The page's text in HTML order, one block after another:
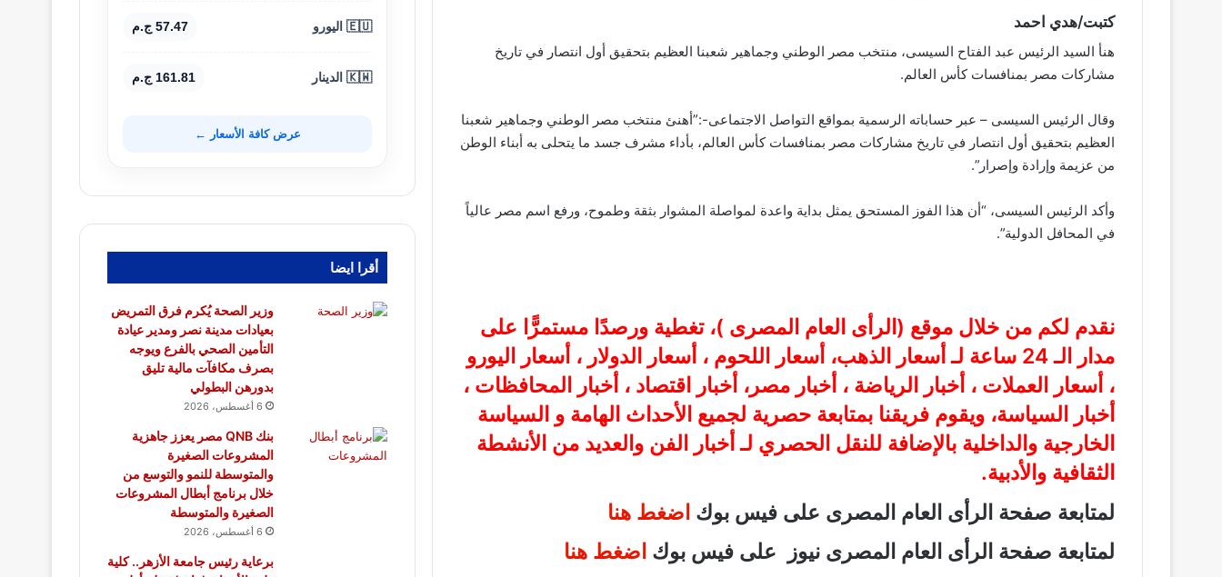
كتبت/هدي احمد
هنأ السيد الرئيس عبد الفتاح السيسى، منتخب مصر الوطني وجماهير شعبنا العظيم بتحقيق أول انتصار في تاريخ
مشاركات مصر بمنافسات كأس العالم.
وقال الرئيس السيسى – عبر حساباته الرسمية بمواقع التواصل الاجتماعى-:”أهنئ منتخب مصر الوطني وجماهير شعبنا
العظيم بتحقيق أول انتصار في تاريخ مشاركات مصر بمنافسات كأس العالم، بأداء مشرف جسد ما يتحلى به أبناء الوطن
من عزيمة وإرادة وإصرار”.
وأكد الرئيس السيسى، “أن هذا الفوز المستحق يمثل بداية واعدة لمواصلة المشوار بثقة وطموح، ورفع اسم مصر عالياً
في المحافل الدولية”.
نقدم لكم من خلال موقع ( الرأى العام المصرى )، تغطية ورصدًا مستمرًّا على
مدار الـ 24 ساعة لـ أسعار الذهب، أسعار اللحوم ، أسعار الدولار ، أسعار اليورو
، أسعار العملات ، أخبار الرياضة ، أخبار مصر، أخبار اقتصاد ، أخبار المحافظات ،
أخبار السياسة، ويقوم فريقنا بمتابعة حصرية لجميع الأحداث الهامة و السياسة
الخارجية والداخلية بالإضافة للنقل الحصري لـ أخبار الفن والعديد من الأنشطة
الثقافية والأدبية.
لمتابعة صفحة الرأى العام المصرى على فيس بوك اضغط هنا
لمتابعة صفحة الرأى العام المصرى نيوز على فيس بوك اضغط هنا
🇪🇺 اليورو 57.47 ج.م
🇰🇼 الدينار 161.81 ج.م
عرض كافة الأسعار ←
أقرا ايضا
وزير الصحة يُكرم فرق التمريض
بعيادات مدينة نصر ومدير عيادة
التأمين الصحي بالفرع ويوجه
بصرف مكافآت مالية تليق
بدورهن البطولي
6 أغسطس، 2026
بنك QNB مصر يعزز جاهزية
المشروعات الصغيرة
والمتوسطة للنمو والتوسع من
خلال برنامج أبطال المشروعات
الصغيرة والمتوسطة
6 أغسطس، 2026
برعاية رئيس جامعة الأزهر.. كلية